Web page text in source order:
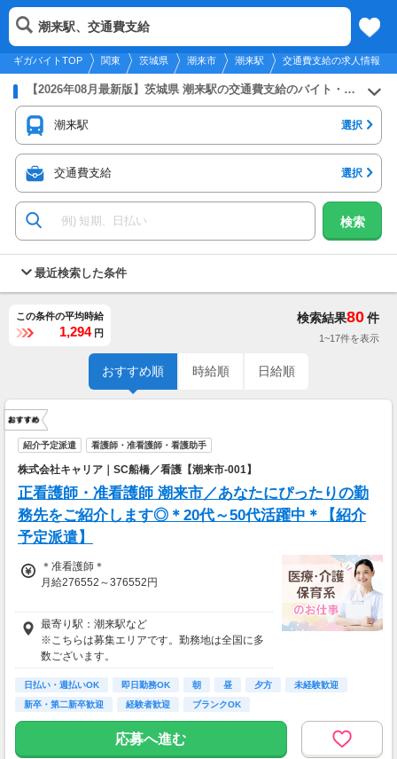
2026年8月8日更新
関東
メニュー
ギガバイトTOP 関東 茨城県 潮来市 潮来駅 交通費支給の求人情報
潮来駅、交通費支給
【2026年08月最新版】茨城県 潮来駅の交通費支給のバイト・アルバイト・パートの求人募集情報
潮来駅 選択
交通費支給 選択
検索
最近検索した条件
この条件の平均時給
1,294 円
検索結果80件
1~17件を表示
おすすめ順 時給順 日給順
紹介予定派遣 看護師・准看護師・看護助手
株式会社キャリア｜SC船橋／看護【潮来市-001】
正看護師・准看護師 潮来市／あなたにぴったりの勤
務先をご紹介します◎＊20代～50代活躍中＊【紹介
予定派遣】
＊准看護師＊
月給276552～376552円
＊正看護師＊
月給291108～391108円
最寄り駅：潮来駅など
※こちらは募集エリアです。勤務地は全国に多
数ございます。
日払い・週払いOK 即日勤務OK 朝 昼 夕方
未経験歓迎
新卒・第二新卒歓迎
経験者歓迎 ブランクOK
応募へ進む